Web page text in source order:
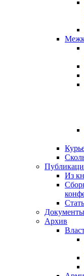
Из
Документы
Архив